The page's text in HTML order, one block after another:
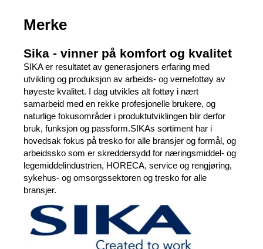
Merke
Sika - vinner på komfort og kvalitet
SIKA er resultatet av generasjoners erfaring med
utvikling og produksjon av arbeids- og vernefottøy av
høyeste kvalitet. I dag utvikles alt fottøy i nært
samarbeid med en rekke profesjonelle brukere, og
naturlige fokusområder i produktutviklingen blir derfor
bruk, funksjon og passform.SIKAs sortiment har i
hovedsak fokus på tresko for alle bransjer og formål, og
arbeidssko som er skreddersydd for næringsmiddel- og
legemiddelindustrien, HORECA, service og rengjøring,
sykehus- og omsorgssektoren og tresko for alle
bransjer.